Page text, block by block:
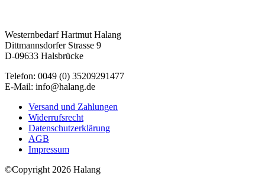
Westernbedarf Hartmut Halang
Dittmannsdorfer Strasse 9
D-09633 Halsbrücke
Telefon: 0049 (0) 35209291477
E-Mail: info@halang.de
Versand und Zahlungen
Widerrufsrecht
Datenschutzerklärung
AGB
Impressum
©Copyright 2026 Halang